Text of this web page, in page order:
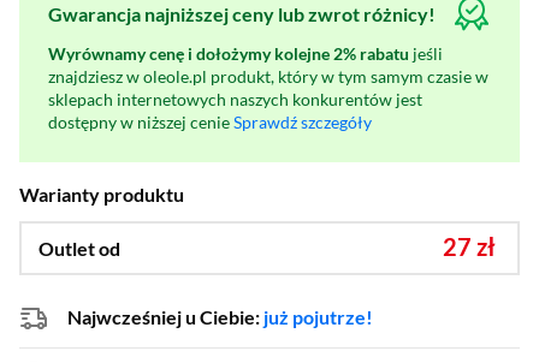
Gwarancja najniższej ceny lub zwrot różnicy!
Wyrównamy cenę i dołożymy kolejne 2% rabatu jeśli
znajdziesz w oleole.pl produkt, który w tym samym czasie w
sklepach internetowych naszych konkurentów jest
dostępny w niższej cenieSprawdź szczegóły
Warianty produktu
Outlet od 27 zł
Najwcześniej u Ciebie: już pojutrze!